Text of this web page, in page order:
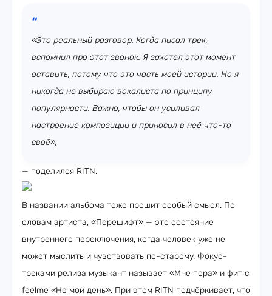
«Это реальный разговор. Когда писал трек,
вспомнил про этот звонок. Я захотел этот момент
оставить, потому что это часть моей истории. Но я
никогда не выбираю вокалиста по принципу
популярности. Важно, чтобы он усиливал
настроение композиции и приносил в неё что-то
своё»,
— поделился RITN.
В названии альбома тоже прошит особый смысл. По
словам артиста, «Перешифт» — это состояние
внутреннего переключения, когда человек уже не
может мыслить и чувствовать по-старому. Фокус-
треками релиза музыкант называет «Мне пора» и фит с
feelme «Не мой день». При этом RITN подчёркивает, что